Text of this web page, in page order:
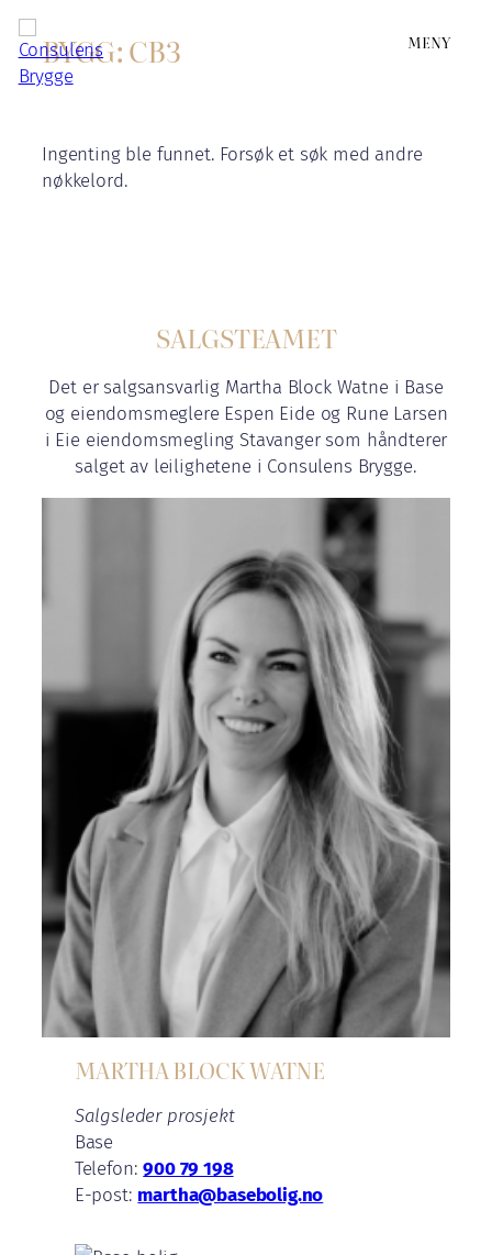
Hopp
til
MENY
BYGG:CB3
Ingenting ble funnet. Forsøk et søk med andre
nøkkelord.
SALGSTEAMET
Det er salgsansvarlig Martha Block Watne i Base
og eiendomsmeglere Espen Eide og Rune Larsen
i Eie eiendomsmegling Stavanger som håndterer
salget av leilighetene i Consulens Brygge.
MARTHA BLOCK WATNE
Salgsleder prosjekt
Base
Telefon:900 79 198
E-post: martha@basebolig.no